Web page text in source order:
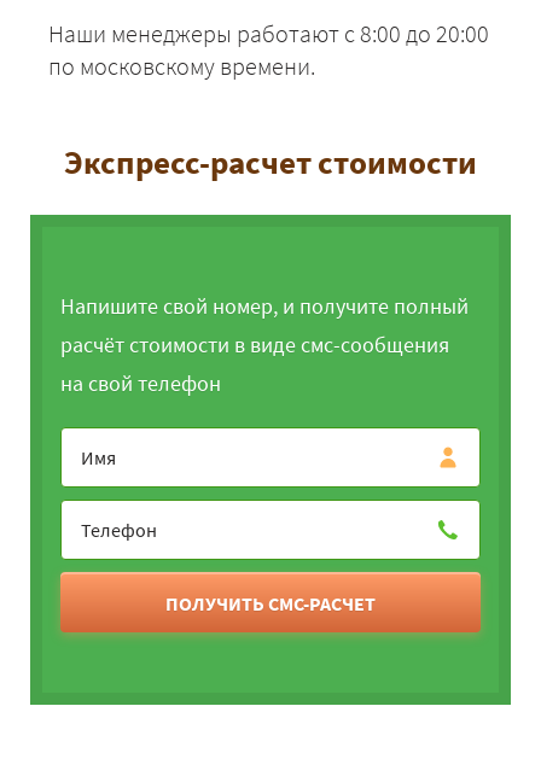
Наши менеджеры работают с 8:00 до 20:00
по московскому времени.
Экспресс-расчет стоимости
Напишите свой номер, и получите полный
расчёт стоимости в виде смс-сообщения
на свой телефон
ПОЛУЧИТЬ СМС-РАСЧЕТ